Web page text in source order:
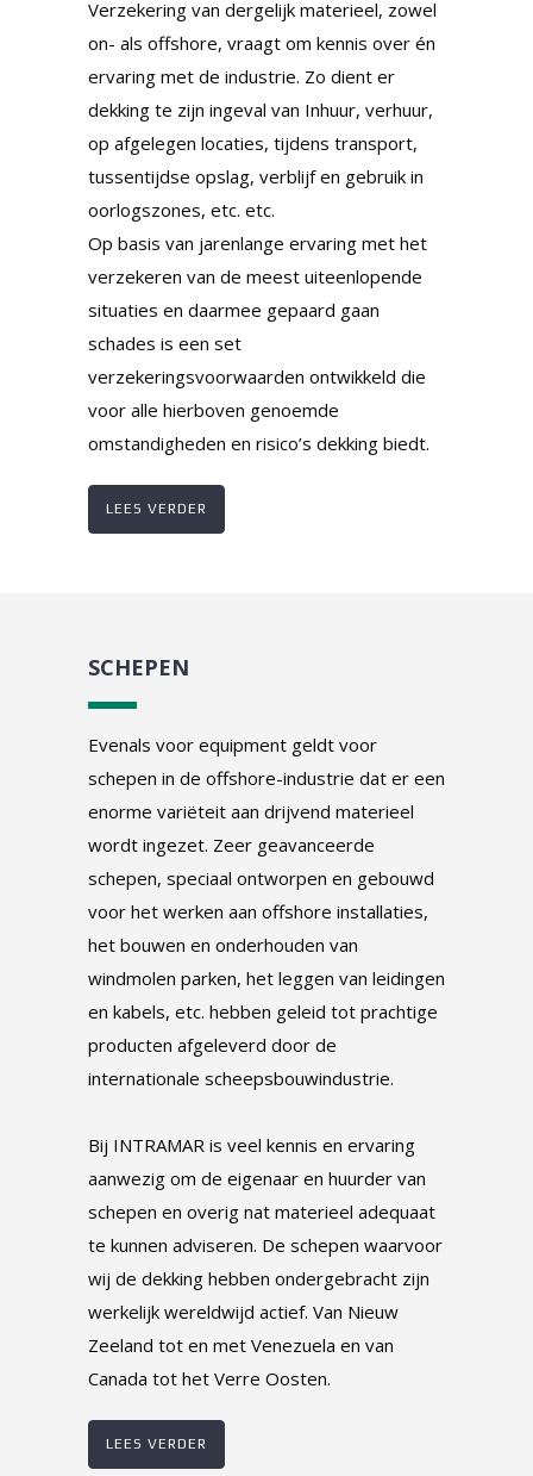
Verzekering van dergelijk materieel, zowel
on- als offshore, vraagt om kennis over én
ervaring met de industrie. Zo dient er
dekking te zijn ingeval van Inhuur, verhuur,
op afgelegen locaties, tijdens transport,
tussentijdse opslag, verblijf en gebruik in
oorlogszones, etc. etc.
Op basis van jarenlange ervaring met het
verzekeren van de meest uiteenlopende
situaties en daarmee gepaard gaan
schades is een set
verzekeringsvoorwaarden ontwikkeld die
voor alle hierboven genoemde
omstandigheden en risico’s dekking biedt.
LEES VERDER
SCHEPEN
Evenals voor equipment geldt voor
schepen in de offshore-industrie dat er een
enorme variëteit aan drijvend materieel
wordt ingezet. Zeer geavanceerde
schepen, speciaal ontworpen en gebouwd
voor het werken aan offshore installaties,
het bouwen en onderhouden van
windmolen parken, het leggen van leidingen
en kabels, etc. hebben geleid tot prachtige
producten afgeleverd door de
internationale scheepsbouwindustrie.
Bij INTRAMAR is veel kennis en ervaring
aanwezig om de eigenaar en huurder van
schepen en overig nat materieel adequaat
te kunnen adviseren. De schepen waarvoor
wij de dekking hebben ondergebracht zijn
werkelijk wereldwijd actief. Van Nieuw
Zeeland tot en met Venezuela en van
Canada tot het Verre Oosten.
LEES VERDER